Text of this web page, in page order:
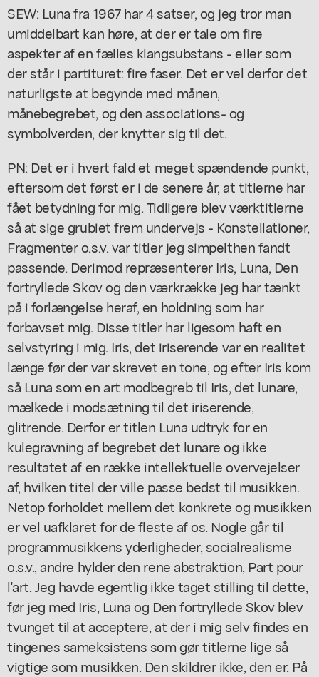
SEW: Luna fra 1967 har 4 satser, og jeg tror man
umiddelbart kan høre, at der er tale om fire
aspekter af en fælles klangsubstans - eller som
der står i partituret: fire faser. Det er vel derfor det
naturligste at begynde med månen,
månebegrebet, og den associations- og
symbolverden, der knytter sig til det.
PN: Det er i hvert fald et meget spændende punkt,
eftersom det først er i de senere år, at titlerne har
fået betydning for mig. Tidligere blev værktitlerne
så at sige grubiet frem undervejs - Konstellationer,
Fragmenter o.s.v. var titler jeg simpelthen fandt
passende. Derimod repræsenterer Iris, Luna, Den
fortryllede Skov og den værkrække jeg har tænkt
på i forlængelse heraf, en holdning som har
forbavset mig. Disse titler har ligesom haft en
selvstyring i mig. Iris, det iriserende var en realitet
længe før der var skrevet en tone, og efter Iris kom
så Luna som en art modbegreb til Iris, det lunare,
mælkede i modsætning til det iriserende,
glitrende. Derfor er titlen Luna udtryk for en
kulegravning af begrebet det lunare og ikke
resultatet af en række intellektuelle overvejelser
af, hvilken titel der ville passe bedst til musikken.
Netop forholdet mellem det konkrete og musikken
er vel uafklaret for de fleste af os. Nogle går til
programmusikkens yderligheder, socialrealisme
o.s.v., andre hylder den rene abstraktion, Part pour
l'art. Jeg havde egentlig ikke taget stilling til dette,
før jeg med Iris, Luna og Den fortryllede Skov blev
tvunget til at acceptere, at der i mig selv findes en
tingenes sameksistens som gør titlerne lige så
vigtige som musikken. Den skildrer ikke, den er. På